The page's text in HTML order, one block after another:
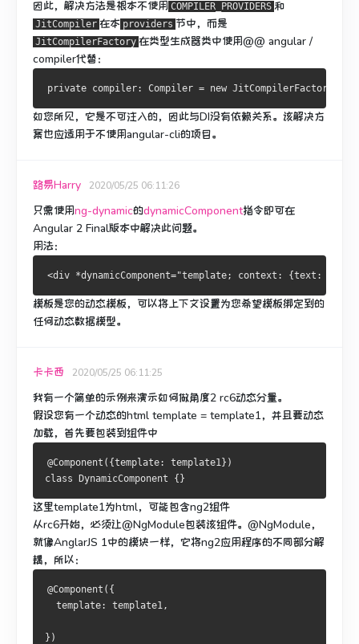
因此，解决方法是根本不使用 COMPILER_PROVIDERS 和
JitCompiler 在本 providers 节中，而是
JitCompilerFactory 在类型生成器类中使用@@ angular /
compiler代替：
private compiler: Compiler = new JitCompilerFactory
如您所见，它是不可注入的，因此与DI没有依赖关系。 该解决方
案也应适用于不使用angular-cli的项目。
路易Harry 2020/05/25 06:11:26
只需使用ng-dynamic的dynamicComponent指令即可在
Angular 2 Final版本中解决此问题。
用法：
<div *dynamicComponent="template; context: {text:
模板是您的动态模板，可以将上下文设置为您希望模板绑定到的
任何动态数据模型。
卡卡西 2020/05/25 06:11:25
我有一个简单的示例来演示如何做角度2 rc6动态分量。
假设您有一个动态的html template = template1，并且要动态
加载，首先要包装到组件中
@Component ({template: template1})
class
DynamicComponent {}
这里template1为html，可能包含ng2组件
从rc6开始，必须让@NgModule包装该组件。 @NgModule，
就像AnglarJS 1中的模块一样，它将ng2应用程序的不同部分解
耦，所以：
@Component ({
  template
: template1,
})